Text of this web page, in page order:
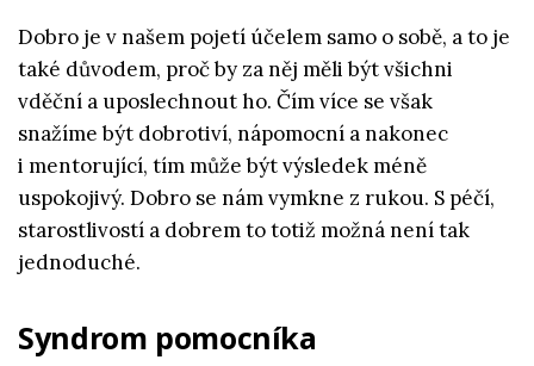
Dobro je v našem pojetí účelem samo o sobě, a to je
také důvodem, proč by za něj měli být všichni
vděční a uposlechnout ho. Čím více se však
snažíme být dobrotiví, nápomocní a nakonec
i mentorující, tím může být výsledek méně
uspokojivý. Dobro se nám vymkne z rukou. S péčí,
starostlivostí a dobrem to totiž možná není tak
jednoduché.
Syndrom pomocníka